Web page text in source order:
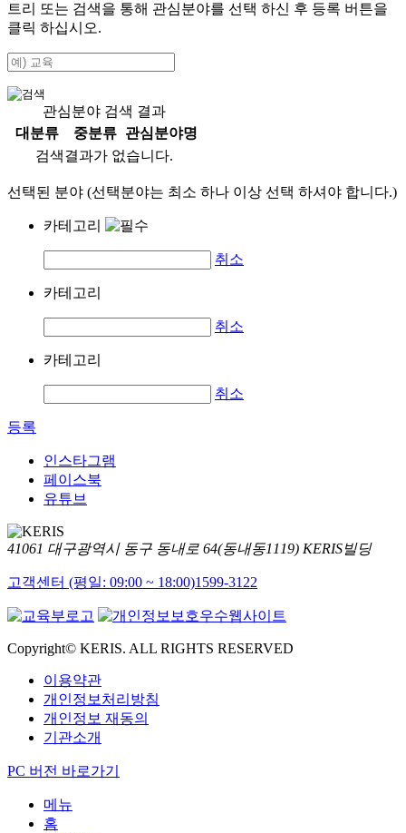
트리 또는 검색을 통해 관심분야를 선택 하신 후 등록 버튼을
클릭 하십시오.
관심분야 검색 결과
대분류
중분류
관심분야명
검색결과가 없습니다.
선택된 분야 (선택분야는 최소 하나 이상 선택 하셔야 합니다.)
카테고리
취소
카테고리
취소
카테고리
취소
등록
인스타그램
페이스북
유튜브
41061 대구광역시 동구 동내로 64(동내동1119) KERIS빌딩
고객센터 (평일: 09:00 ~ 18:00)1599-3122
Copyright© KERIS. ALL RIGHTS RESERVED
이용약관
개인정보처리방침
개인정보 재동의
기관소개
PC 버전 바로가기
메뉴
홈